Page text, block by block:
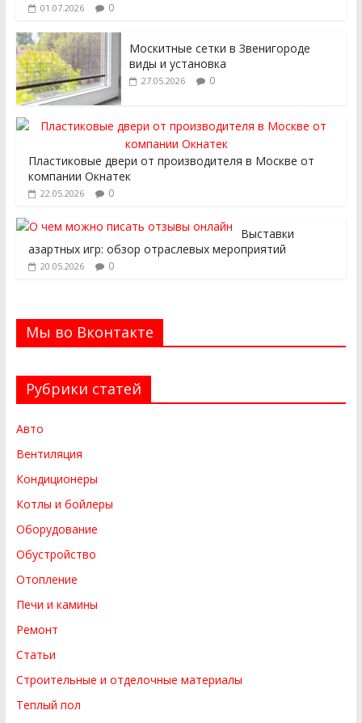
01.07.2026 0
Москитные сетки в Звенигороде
виды и установка
27.05.2026 0
Пластиковые двери от производителя в Москве от
компании Окнатек
22.05.2026 0
Выставки
азартных игр: обзор отраслевых мероприятий
20.05.2026 0
Мы во Вконтакте
Рубрики статей
Авто
Вентиляция
Кондиционеры
Котлы и бойлеры
Оборудование
Обустройство
Отопление
Печи и камины
Ремонт
Статьи
Строительные и отделочные материалы
Теплый пол